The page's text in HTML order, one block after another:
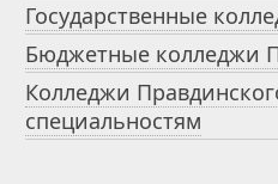
Государственные
Бюджетные колледжи
Колледжи
специальностям